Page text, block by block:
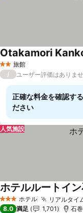
2 ホテルのランク
旅館
Otakamori
/ ユーザー評価はありま
正確な料金を確認す
ださい
人気施設
3 ホテルのランク
ホテル リアルタイ
ホテルルートイ
8.0 満足 1,701 石